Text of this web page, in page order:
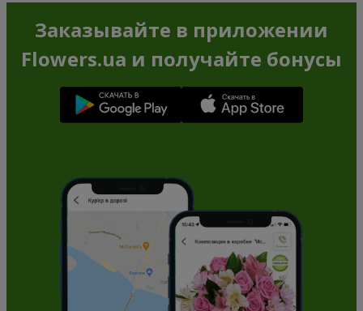
Заказывайте в приложении
Flowers.ua и получайте бонусы